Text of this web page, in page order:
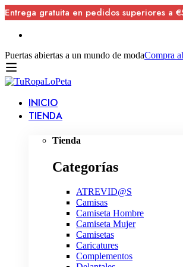
Entrega gratuita en pedidos superiores a
Puertas abiertas a un mundo de modaCompra
INICIO
TIENDA
Tienda
Categorías
ATREVID@S
Camisas
Camiseta Hombre
Camiseta Mujer
Camisetas
Caricatures
Complementos